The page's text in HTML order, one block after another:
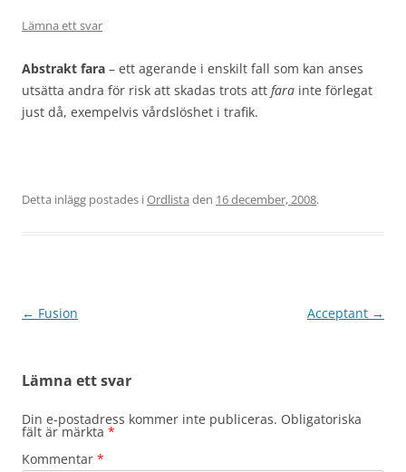
Lämna ett svar
Abstrakt fara – ett agerande i enskilt fall som kan anses
utsätta andra för risk att skadas trots att fara inte förlegat
just då, exempelvis vårdslöshet i trafik.
Detta inlägg postades iOrdlista den 16 december, 2008.
Inläggsnavigering
← Fusion Acceptant →
Lämna ett svar
Din e-postadress kommer inte publiceras. Obligatoriska
fält är märkta *
Kommentar *